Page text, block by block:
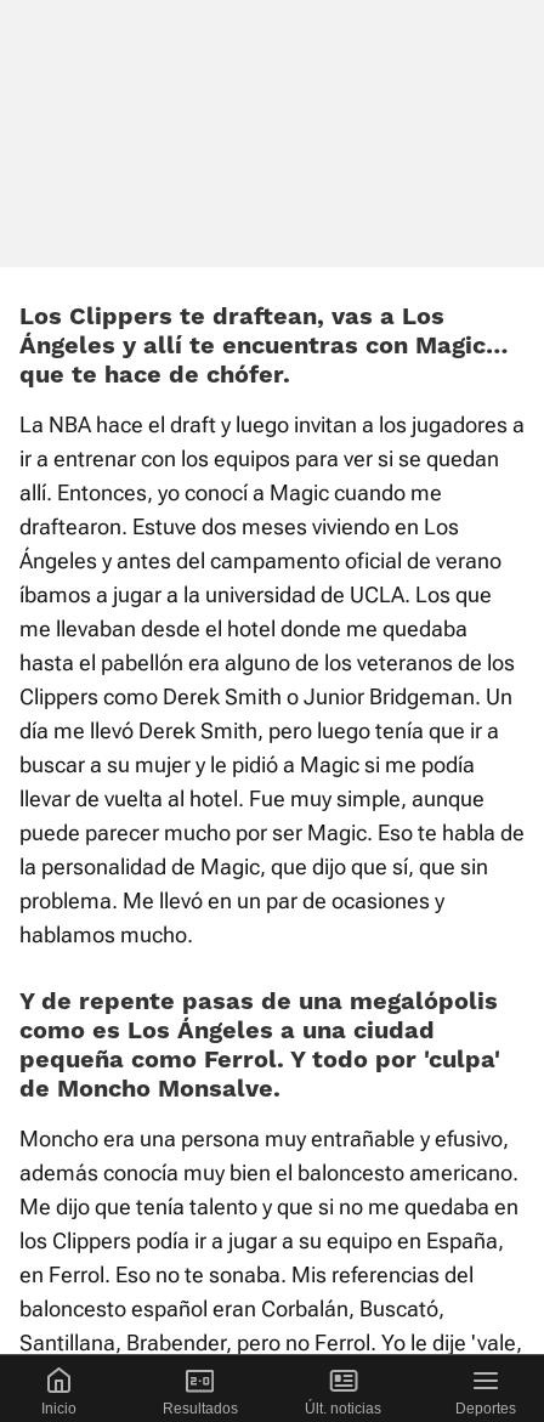
Los Clippers te draftean, vas a Los
Ángeles y allí te encuentras con Magic…
que te hace de chófer.
La NBA hace el draft y luego invitan a los jugadores a
ir a entrenar con los equipos para ver si se quedan
allí. Entonces, yo conocí a Magic cuando me
draftearon. Estuve dos meses viviendo en Los
Ángeles y antes del campamento oficial de verano
íbamos a jugar a la universidad de UCLA. Los que
me llevaban desde el hotel donde me quedaba
hasta el pabellón era alguno de los veteranos de los
Clippers como Derek Smith o Junior Bridgeman. Un
día me llevó Derek Smith, pero luego tenía que ir a
buscar a su mujer y le pidió a Magic si me podía
llevar de vuelta al hotel. Fue muy simple, aunque
puede parecer mucho por ser Magic. Eso te habla de
la personalidad de Magic, que dijo que sí, que sin
problema. Me llevó en un par de ocasiones y
hablamos mucho.
Y de repente pasas de una megalópolis
como es Los Ángeles a una ciudad
pequeña como Ferrol. Y todo por 'culpa'
de Moncho Monsalve.
Moncho era una persona muy entrañable y efusivo,
además conocía muy bien el baloncesto americano.
Me dijo que tenía talento y que si no me quedaba en
los Clippers podía ir a jugar a su equipo en España,
en Ferrol. Eso no te sonaba. Mis referencias del
baloncesto español eran Corbalán, Buscató,
Santillana, Brabender, pero no Ferrol. Yo le dije 'vale,
muy bien', pero mi idea era seguir en Estados
Unidos, con los Clippers, o trabajar en la bolsa en
Inicio Resultados Últ. noticias Deportes